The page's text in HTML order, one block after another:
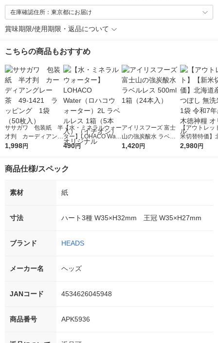
在庫確認住所：東京都にお届け
賞味期限/使用期限・返品について
こちらの商品もおすすめ
ササガワ 包装紙 半
才判 カーディアング
レー茶 49-1421 ラ
1,998円
【水・ミネラルウォー
ター】LOHACO Wate
r（ロハコウォータ
シ） オリジナル
490円
アイリスフーズ 富士
山の強炭酸水 ラベル
レス 500ml 1箱（24
1,420円
【アウトレッ
米切替特価】
ななつぼし 無
2,980円
商品仕様/スペック
素材 紙
寸法 ハート3種 W35×H32mm 王冠 W35×H27mm
ブランド HEADS
メーカー名 ヘッズ
JANコード 4534626045948
商品番号 APK5936